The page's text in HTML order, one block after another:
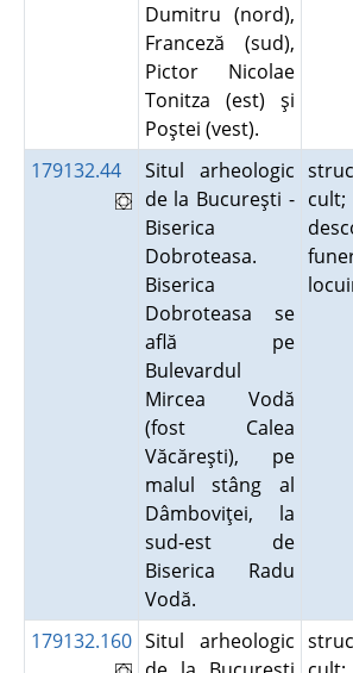
Dumitru (nord),
Franceză (sud),
Pictor Nicolae
Tonitza (est) şi
Poştei (vest).
179132.44
Situl arheologic
de la Bucureşti -
Biserica
Dobroteasa.
Biserica
Dobroteasa se
află pe
Bulevardul
Mircea Vodă
(fost Calea
Văcăreşti), pe
malul stâng al
Dâmboviţei, la
sud-est de
Biserica Radu
Vodă.
cult;
179132.160 Situl arheologic